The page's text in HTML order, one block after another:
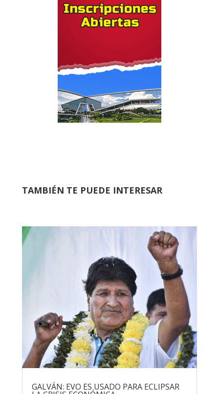
TAMBIÉN TE PUEDE INTERESAR
GALVÁN: EVO ES USADO PARA ECLIPSAR